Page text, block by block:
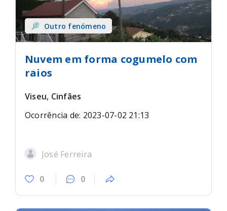
Outro fenómeno
Nuvem em forma cogumelo com
raios
Viseu, Cinfães
Ocorrência de: 2023-07-02 21:13
José Ferreira
0 0